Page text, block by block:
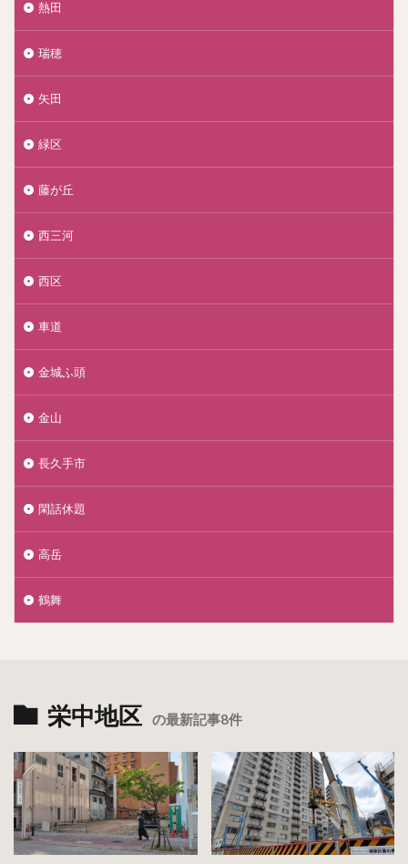
熱田
瑞穂
矢田
緑区
藤が丘
西三河
西区
車道
金城ふ頭
金山
長久手市
閑話休題
高岳
鶴舞
栄中地区 の最新記事8件